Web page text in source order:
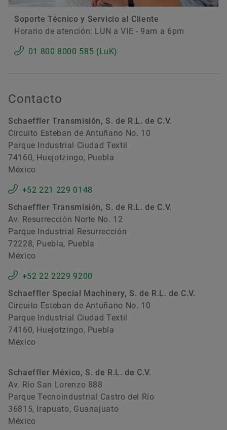
Soporte Técnico y Servicio al Cliente
Horario de atención: LUN a VIE - 9am a 6pm
01 800 8000 585 (LuK)
Contacto
Schaeffler Transmisión, S. de R.L. de C.V.
Circuito Esteban de Antuñano No. 10
Parque Industrial Ciudad Textil
74160, Huejotzingo, Puebla
México
+52 221 229 0148
Schaeffler Transmisión, S. de R.L. de C.V.
Av. Resurrección Norte No. 12
Parque Industrial Resurrección
72228, Puebla, Puebla
México
+52 22 2229 9200
Schaeffler Special Machinery, S. de R.L. de C.V.
Circuito Esteban de Antuñano No. 10
Parque Industrial Ciudad Textil
74160, Huejotzingo, Puebla
México
Schaeffler México, S. de R.L. de C.V.
Av. Río San Lorenzo 888
Parque Tecnoindustrial Castro del Río
36815, Irapuato, Guanajuato
México